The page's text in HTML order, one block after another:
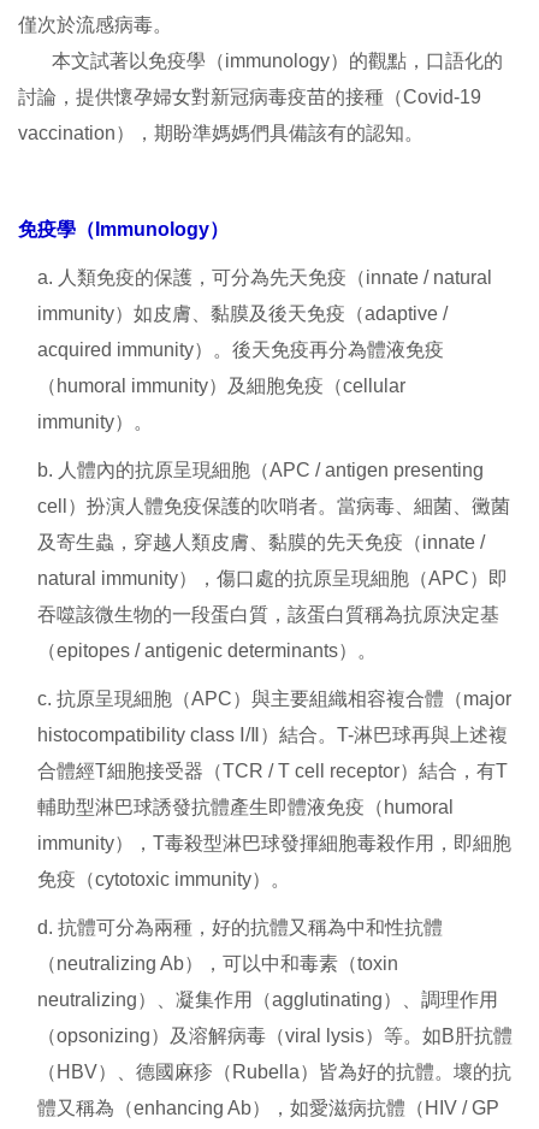
僅次於流感病毒。
本文試著以免疫學（immunology）的觀點，口語化的
討論，提供懷孕婦女對新冠病毒疫苗的接種（Covid-19
vaccination），期盼準媽媽們具備該有的認知。
免疫學（Immunology）
a. 人類免疫的保護，可分為先天免疫（innate / natural
immunity）如皮膚、黏膜及後天免疫（adaptive /
acquired immunity）。後天免疫再分為體液免疫
（humoral immunity）及細胞免疫（cellular
immunity）。
b. 人體內的抗原呈現細胞（APC / antigen presenting
cell）扮演人體免疫保護的吹哨者。當病毒、細菌、黴菌
及寄生蟲，穿越人類皮膚、黏膜的先天免疫（innate /
natural immunity），傷口處的抗原呈現細胞（APC）即
吞噬該微生物的一段蛋白質，該蛋白質稱為抗原決定基
（epitopes / antigenic determinants）。
c. 抗原呈現細胞（APC）與主要組織相容複合體（major
histocompatibility class Ⅰ/Ⅱ）結合。T-淋巴球再與上述複
合體經T細胞接受器（TCR / T cell receptor）結合，有T
輔助型淋巴球誘發抗體產生即體液免疫（humoral
immunity），T毒殺型淋巴球發揮細胞毒殺作用，即細胞
免疫（cytotoxic immunity）。
d. 抗體可分為兩種，好的抗體又稱為中和性抗體
（neutralizing Ab），可以中和毒素（toxin
neutralizing）、凝集作用（agglutinating）、調理作用
（opsonizing）及溶解病毒（viral lysis）等。如B肝抗體
（HBV）、德國麻疹（Rubella）皆為好的抗體。壞的抗
體又稱為（enhancing Ab），如愛滋病抗體（HIV / GP